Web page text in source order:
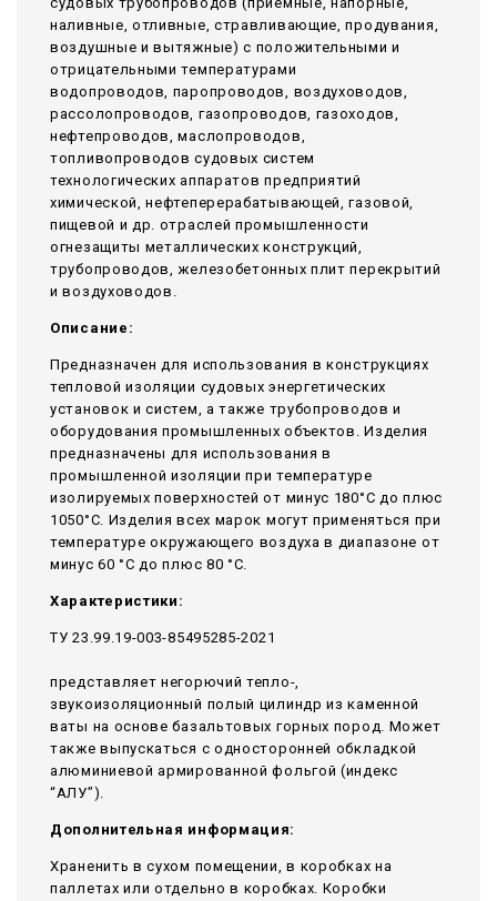
наливные, отливные, стравливающие, продувания,
воздушные и вытяжные) с положительными и
отрицательными температурами
водопроводов, паропроводов, воздуховодов,
рассолопроводов, газопроводов, газоходов,
нефтепроводов, маслопроводов,
топливопроводов судовых систем
технологических аппаратов предприятий
химической, нефтеперерабатывающей, газовой,
пищевой и др. отраслей промышленности
огнезащиты металлических конструкций,
трубопроводов, железобетонных плит перекрытий
и воздуховодов.
Описание:
Предназначен для использования в конструкциях
тепловой изоляции судовых энергетических
установок и систем, а также трубопроводов и
оборудования промышленных объектов. Изделия
предназначены для использования в
промышленной изоляции при температуре
изолируемых поверхностей от минус 180°С до плюс
1050°С. Изделия всех марок могут применяться при
температуре окружающего воздуха в диапазоне от
минус 60 °С до плюс 80 °С.
Характеристики:
ТУ 23.99.19-003-85495285-2021
представляет негорючий тепло-,
звукоизоляционный полый цилиндр из каменной
ваты на основе базальтовых горных пород. Может
также выпускаться с односторонней обкладкой
алюминиевой армированной фольгой (индекс
“АЛУ”).
Дополнительная информация:
Храненить в сухом помещении, в коробках на
паллетах или отдельно в коробках. Коробки